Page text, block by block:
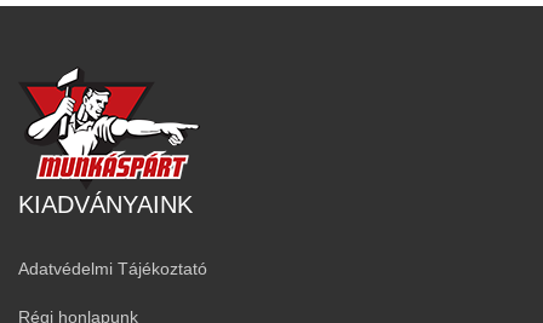
KIADVÁNYAINK
Adatvédelmi Tájékoztató
Régi honlapunk